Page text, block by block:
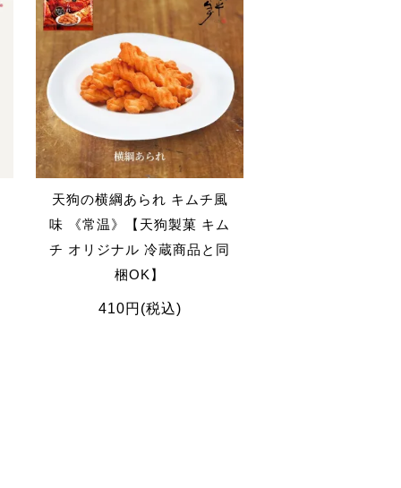
天狗の横綱あられ キムチ風
味 《常温》【天狗製菓 キム
チ オリジナル 冷蔵商品と同
梱OK】
410円(税込)